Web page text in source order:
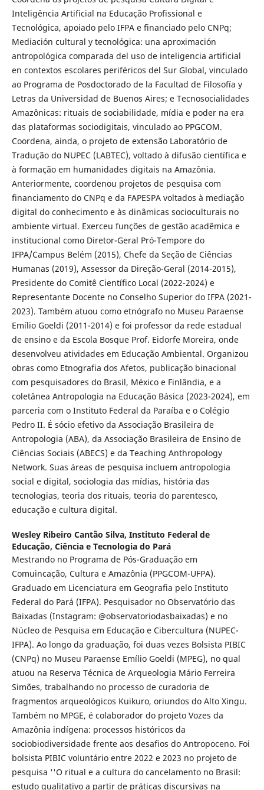
Inteligência Artificial na Educação Profissional e
Tecnológica, apoiado pelo IFPA e financiado pelo CNPq;
Mediación cultural y tecnológica: una aproximación
antropológica comparada del uso de inteligencia artificial
en contextos escolares periféricos del Sur Global, vinculado
ao Programa de Posdoctorado de la Facultad de Filosofía y
Letras da Universidad de Buenos Aires; e Tecnosocialidades
Amazônicas: rituais de sociabilidade, mídia e poder na era
das plataformas sociodigitais, vinculado ao PPGCOM.
Coordena, ainda, o projeto de extensão Laboratório de
Tradução do NUPEC (LABTEC), voltado à difusão científica e
à formação em humanidades digitais na Amazônia.
Anteriormente, coordenou projetos de pesquisa com
financiamento do CNPq e da FAPESPA voltados à mediação
digital do conhecimento e às dinâmicas socioculturais no
ambiente virtual. Exerceu funções de gestão acadêmica e
institucional como Diretor-Geral Pró-Tempore do
IFPA/Campus Belém (2015), Chefe da Seção de Ciências
Humanas (2019), Assessor da Direção-Geral (2014-2015),
Presidente do Comitê Científico Local (2022-2024) e
Representante Docente no Conselho Superior do IFPA (2021-
2023). Também atuou como etnógrafo no Museu Paraense
Emílio Goeldi (2011-2014) e foi professor da rede estadual
de ensino e da Escola Bosque Prof. Eidorfe Moreira, onde
desenvolveu atividades em Educação Ambiental. Organizou
obras como Etnografia dos Afetos, publicação binacional
com pesquisadores do Brasil, México e Finlândia, e a
coletânea Antropologia na Educação Básica (2023-2024), em
parceria com o Instituto Federal da Paraíba e o Colégio
Pedro II. É sócio efetivo da Associação Brasileira de
Antropologia (ABA), da Associação Brasileira de Ensino de
Ciências Sociais (ABECS) e da Teaching Anthropology
Network. Suas áreas de pesquisa incluem antropologia
social e digital, sociologia das mídias, história das
tecnologias, teoria dos rituais, teoria do parentesco,
educação e cultura digital.
Wesley Ribeiro Cantão Silva, Instituto Federal de
Educação, Ciência e Tecnologia do Pará
Mestrando no Programa de Pós-Graduação em
Comuincação, Cultura e Amazônia (PPGCOM-UFPA).
Graduado em Licenciatura em Geografia pelo Instituto
Federal do Pará (IFPA). Pesquisador no Observatório das
Baixadas (Instagram: @observatoriodasbaixadas) e no
Núcleo de Pesquisa em Educação e Cibercultura (NUPEC-
IFPA). Ao longo da graduação, foi duas vezes Bolsista PIBIC
(CNPq) no Museu Paraense Emílio Goeldi (MPEG), no qual
atuou na Reserva Técnica de Arqueologia Mário Ferreira
Simões, trabalhando no processo de curadoria de
fragmentos arqueológicos Kuikuro, oriundos do Alto Xingu.
Também no MPGE, é colaborador do projeto Vozes da
Amazônia indígena: processos históricos da
sociobiodiversidade frente aos desafios do Antropoceno. Foi
bolsista PIBIC voluntário entre 2022 e 2023 no projeto de
pesquisa ''O ritual e a cultura do cancelamento no Brasil:
estudo qualitativo a partir de práticas discursivas na